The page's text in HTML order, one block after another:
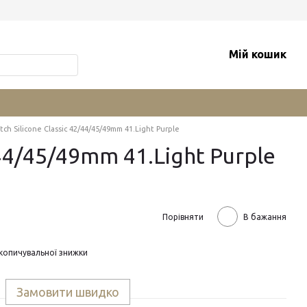
Мій кошик
Silicone Classic 42/44/45/49mm 41.Light Purple
45/49mm 41.Light Purple
Порівняти В бажання
знижки
Замовити швидко